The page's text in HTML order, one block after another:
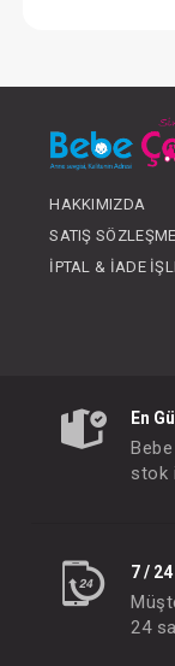
HAKKIMIZDA
SATIŞ
İPTAL & İADE
En
stok
7 /
24